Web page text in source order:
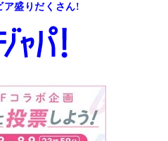
ア盛りだくさん!